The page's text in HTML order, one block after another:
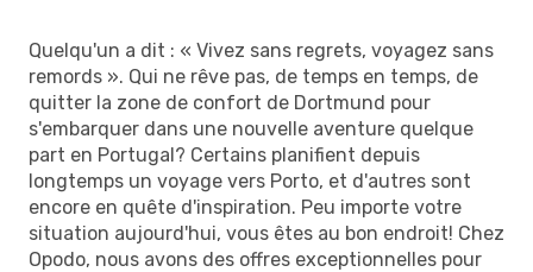
Quelqu'un a dit : « Vivez sans regrets, voyagez sans
remords ». Qui ne rêve pas, de temps en temps, de
quitter la zone de confort de Dortmund pour
s'embarquer dans une nouvelle aventure quelque
part en Portugal? Certains planifient depuis
longtemps un voyage vers Porto, et d'autres sont
encore en quête d'inspiration. Peu importe votre
situation aujourd'hui, vous êtes au bon endroit! Chez
Opodo, nous avons des offres exceptionnelles pour